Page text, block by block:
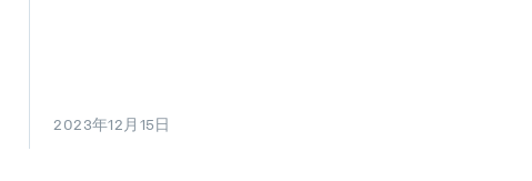
2023年12月15日